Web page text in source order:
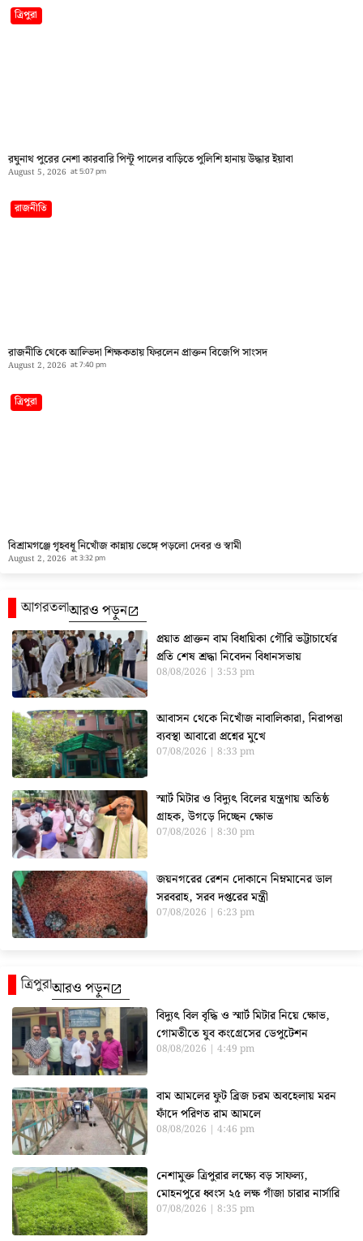
ত্রিপুরা
রঘুনাথ পুরের নেশা কারবারি পিন্টূ পালের বাড়িতে পুলিশি হানায় উদ্ধার ইয়াবা
August 5, 2026 at5:07 pm
রাজনীতি
রাজনীতি থেকে আল্ভিদা শিক্ষকতায় ফিরলেন প্রাক্তন বিজেপি সাংসদ
August 2, 2026 at7:40 pm
ত্রিপুরা
বিশ্রামগঞ্জে গৃহবধূ নিখোঁজ কান্নায় ভেঙ্গে পড়লো দেবর ও স্বামী
August 2, 2026 at3:32 pm
আগরতলাআরও পড়ুন
প্রয়াত প্রাক্তন বাম বিধায়িকা গৌরি ভট্টাচার্যের
প্রতি শেষ শ্রদ্ধা নিবেদন বিধানসভায়
08/08/2026 3:53 pm
আবাসন থেকে নিখোঁজ নাবালিকারা, নিরাপত্তা
ব্যবস্থা আবারো প্রশ্নের মুখে
07/08/2026 8:33 pm
স্মার্ট মিটার ও বিদ্যুৎ বিলের যন্ত্রণায় অতিষ্ঠ
গ্রাহক, উগড়ে দিচ্ছেন ক্ষোভ
07/08/2026 8:30 pm
জয়নগরের রেশন দোকানে নিম্নমানের ডাল
সরবরাহ, সরব দপ্তরের মন্ত্রী
07/08/2026 6:23 pm
ত্রিপুরাআরও পড়ুন
বিদ্যুৎ বিল বৃদ্ধি ও স্মার্ট মিটার নিয়ে ক্ষোভ,
গোমতীতে যুব কংগ্রেসের ডেপুটেশন
08/08/2026 4:49 pm
বাম আমলের ফুট ব্রিজ চরম অবহেলায় মরন
ফাঁদে পরিণত রাম আমলে
08/08/2026 4:46 pm
নেশামুক্ত ত্রিপুরার লক্ষ্যে বড় সাফল্য,
মোহনপুরে ধ্বংস ২৫ লক্ষ গাঁজা চারার নার্সারি
07/08/2026 8:35 pm